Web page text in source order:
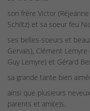
son frère Victor
Schiltz) et sa soeur feu
ses belles-soeurs et
Gervais), Clément
Guy Lemyre) et Gérard
sa grande tante bien
ainsi que plusieurs
parents et ami(e)s.